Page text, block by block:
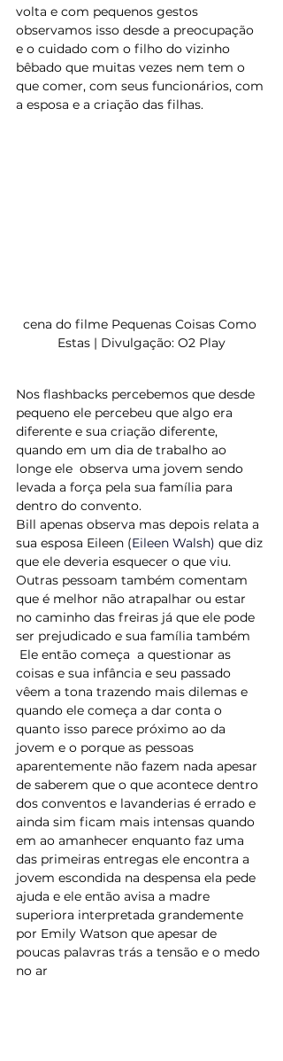
volta e com pequenos gestos
observamos isso desde a preocupação
e o cuidado com o filho do vizinho
bêbado que muitas vezes nem tem o
que comer, com seus funcionários, com
a esposa e a criação das filhas.
cena do filme Pequenas Coisas Como
Estas | Divulgação: O2 Play
Nos flashbacks percebemos que desde
pequeno ele percebeu que algo era
diferente e sua criação diferente,
quando em um dia de trabalho ao
longe ele  observa uma jovem sendo
levada a força pela sua família para
dentro do convento.
Bill apenas observa mas depois relata a
sua esposa Eileen (Eileen Walsh) que diz
que ele deveria esquecer o que viu.
Outras pessoam também comentam
que é melhor não atrapalhar ou estar
no caminho das freiras já que ele pode
ser prejudicado e sua família também
coisas e sua infância e seu passado
vêem a tona trazendo mais dilemas e
quando ele começa a dar conta o
quanto isso parece próximo ao da
jovem e o porque as pessoas
aparentemente não fazem nada apesar
de saberem que o que acontece dentro
dos conventos e lavanderias é errado e
ainda sim ficam mais intensas quando
em ao amanhecer enquanto faz uma
das primeiras entregas ele encontra a
jovem escondida na despensa ela pede
ajuda e ele então avisa a madre
superiora interpretada grandemente
por Emily Watson que apesar de
poucas palavras trás a tensão e o medo
no ar